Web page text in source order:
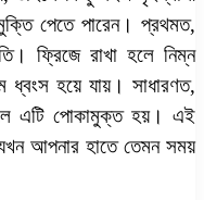
পেতে পারেন। প্রথমত,
ফ্রিজে রাখা হলে নিম্ন
ধ্বংস হয়ে যায়। সাধারণত,
এটি পোকামুক্ত হয়। এই
আপনার হাতে তেমন সময়